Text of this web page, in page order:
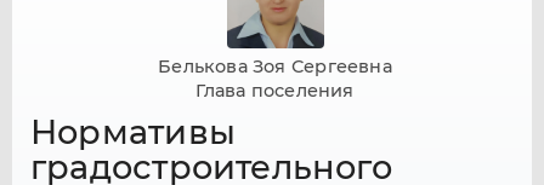
Нормативы
градостроительного
Белькова Зоя Сергеевна
Глава поселения